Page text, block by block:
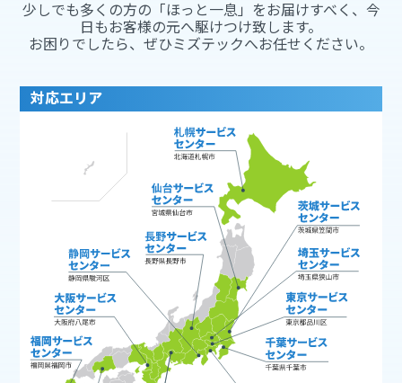
少しでも多くの方の「ほっと一息」をお届けすべく、今
日もお客様の元へ駆けつけ致します。
お困りでしたら、ぜひミズテックへお任せください。
対応エリア